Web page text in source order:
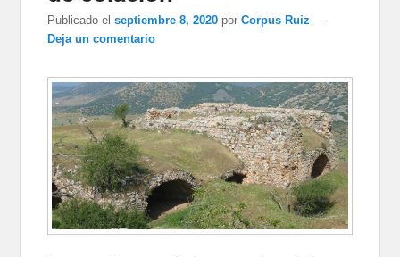
Publicado el septiembre 8, 2020 porCorpus Ruiz —
Deja un comentario